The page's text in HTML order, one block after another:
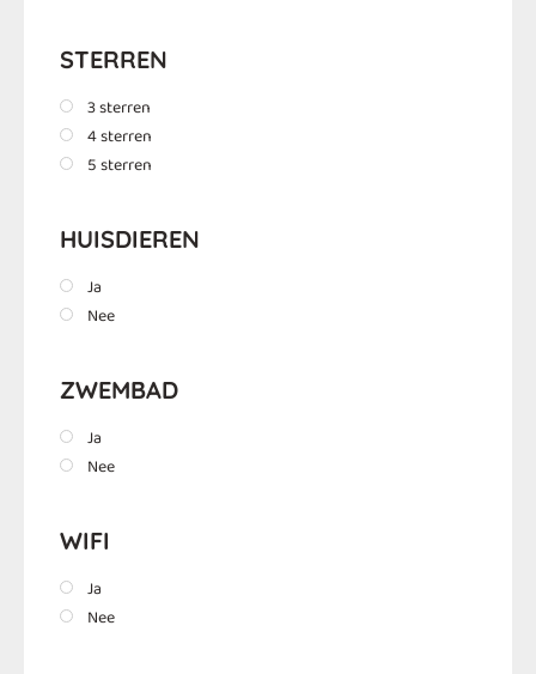
STERREN
3 sterren
4 sterren
5 sterren
HUISDIEREN
Ja
Nee
ZWEMBAD
Ja
Nee
WIFI
Ja
Nee